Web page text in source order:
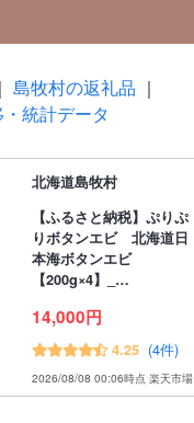
｜ 島牧村の返礼品 ｜
統計データ
北海道島牧村
【ふるさと納税】ぷりぷ
りボタンエビ 北海道日
本海ボタンエビ
【200g×4】_…
14,000円
4.25 (4件)
2026/08/08 00:06時点 楽天市場